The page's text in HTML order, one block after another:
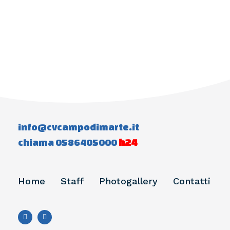
info@cvcampodimarte.it
chiama 0586405000h24
Home Staff Photogallery Contatti
F
A
I
N